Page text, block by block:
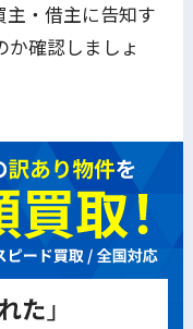
主・借主に告知す
か確認しましょ